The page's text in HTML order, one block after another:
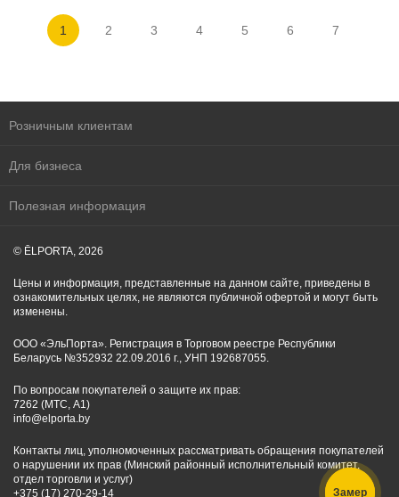
1 2 3 4 5 6 7
Розничным клиентам
Для бизнеса
Полезная информация
© ĒLPORTA, 2026
Цены и информация, представленные на данном сайте, приведены в
ознакомительных целях, не являются публичной офертой и могут быть
изменены.
ООО «ЭльПорта». Регистрация в Торговом реестре Республики
Беларусь №352932 22.09.2016 г., УНП 192687055.
По вопросам покупателей о защите их прав:
7262 (МТС, A1)
info@elporta.by
Контакты лиц, уполномоченных рассматривать обращения покупателей
о нарушении их прав (Минский районный исполнительный комитет,
отдел торговли и услуг)
+375 (17) 270-29-14
Замер